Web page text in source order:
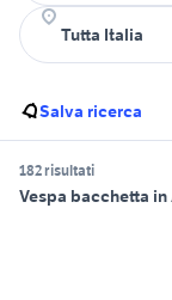
Salva ricerca
182 risultati
Vespa bacchetta